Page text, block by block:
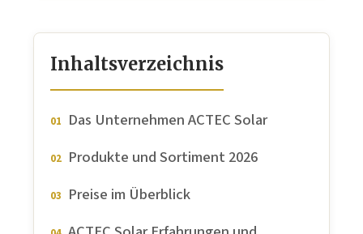
Inhaltsverzeichnis
Das Unternehmen ACTEC Solar
Produkte und Sortiment 2026
Preise im Überblick